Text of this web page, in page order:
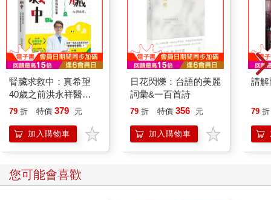
他什麼時候來時，門鈴叮噹響了一下，一個男人和一個年輕女孩
走了進來，現在是一點四十五分，所以我想這是傑克森兩點的客
戶。
那個男人左右打量這間小書店改裝成的辦公室，前任書店老闆後
來決定去當大反派了，我們本來是在樓上辦公，但樓下的空間比
較大，所以我們把所有的東西都搬下來，現在樓上用來儲藏雜物
和槍。傑克森和梅遜似乎不知道槍的部分，不過那裡確實有很多
槍藏在安全的位置，每次我需要槍的時候都像一次復活節彩蛋的
小尋寶。
「午安，」那個人微笑著說：「我來找傑克森‧史坦。」
他的年紀和傑克森相仿，深色頭髮和藍色眼睛，旁邊站著一名大
約七八歲的女孩，大大的藍眼和棕色的捲髮，看起來就像洋娃
「嗨，我是里楠‧克拉克。傑克森因為有急事，將這次的會面交辦
腎臟求救中：真希望
40歲之前洪永祥醫師
就告訴我這些事
79 折 特價 379 元
加入購物車
日花閃爍：台語的美麗
詞彙&一百首詩
79 折 特價 356 元
加入購物車
請解
79 折
您可能會喜歡